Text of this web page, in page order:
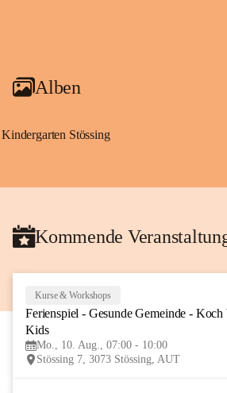
Alben
Kindergarten Stössing
Kommende
Kurse & Workshops
Ferienspiel - Gesunde Gemeinde -
Kids
Mo., 10. Aug., 07:00 - 10:00
Stössing 7, 3073 Stössing, AUT